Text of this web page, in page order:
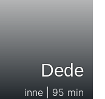
Dede
inne | 95 min